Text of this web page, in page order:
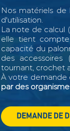
Nos matériels de
d'utilisation.
La note de calcul
elle tient
capacité du
des accessoires
tournant, crochet
À votre demande
par des
DEMANDE DE